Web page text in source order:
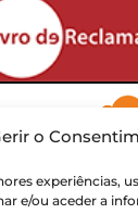
o
experiências,
e/ou aceder a